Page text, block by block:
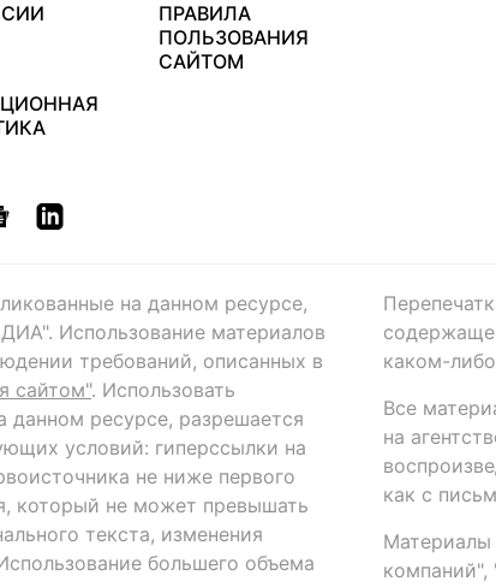
ПРАВИЛА
ПОЛЬЗОВАНИЯ
САЙТОМ
на данном ресурсе,
Использование материалов
требований, описанных в
сайтом". Использовать
ресурсе, разрешается
условий: гиперссылки на
не ниже первого
который не может превышать
текста, изменения
большего объема
каком-
Все
на
как с
Материалы
компаний",